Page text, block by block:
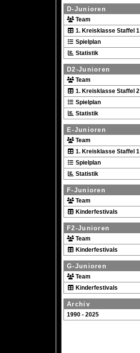
D-Junioren
Team
1. Kreisklasse Staffel 1
Spielplan
Statistik
D2-Junioren
Team
1. Kreisklasse Staffel 2
Spielplan
Statistik
E-Junioren
Team
1. Kreisklasse Staffel 1
Spielplan
Statistik
F-Junioren
Team
Kinderfestivals
F2-Junioren
Team
Kinderfestivals
G-Junioren
Team
Kinderfestivals
Archiv
1990 - 2025